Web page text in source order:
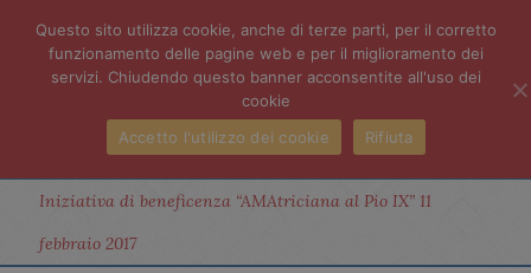
Iniziativa di beneficenza “AMAtriciana al Pio IX” 11
febbraio 2017
Questo sito utilizza cookie, anche di terze parti, per il corretto
funzionamento delle pagine web e per il miglioramento dei
servizi. Chiudendo questo banner acconsentite all'uso dei
cookie
Accetto l'utilizzo dei cookie
Rifiuta